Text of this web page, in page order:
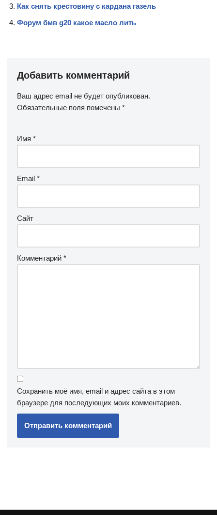
Как снять крестовину с кардана газель
Форум бмв g20 какое масло лить
Добавить комментарий
Ваш адрес email не будет опубликован.
Обязательные поля помечены *
Имя *
Email *
Сайт
Комментарий *
Сохранить моё имя, email и адрес сайта в этом
браузере для последующих моих комментариев.